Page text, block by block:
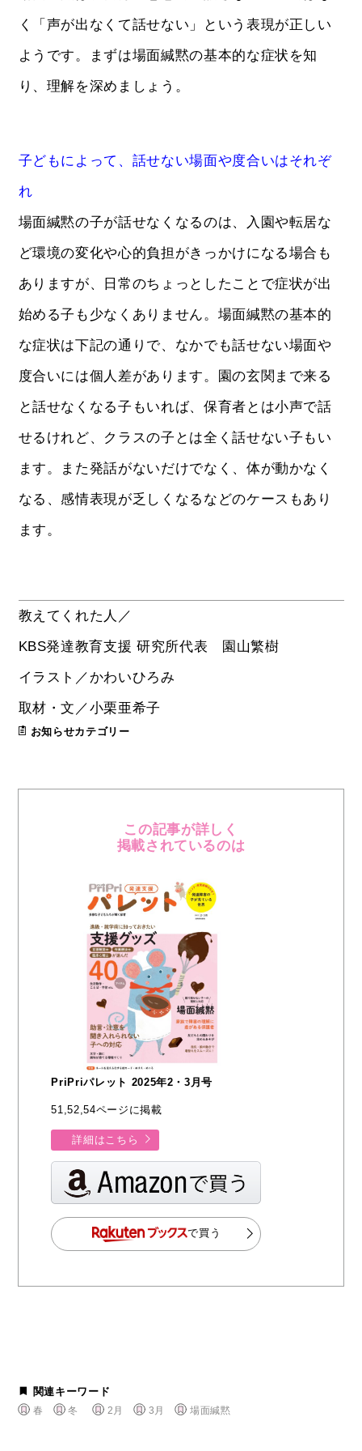
く「声が出なくて話せない」という表現が正しい
ようです。まずは場面緘黙の基本的な症状を知
り、理解を深めましょう。
子どもによって、話せない場面や度合いはそれぞ
れ
場面緘黙の子が話せなくなるのは、入園や転居な
ど環境の変化や心的負担がきっかけになる場合も
ありますが、日常のちょっとしたことで症状が出
始める子も少なくありません。場面緘黙の基本的
な症状は下記の通りで、なかでも話せない場面や
度合いには個人差があります。園の玄関まで来る
と話せなくなる子もいれば、保育者とは小声で話
せるけれど、クラスの子とは全く話せない子もい
ます。また発話がないだけでなく、体が動かなく
なる、感情表現が乏しくなるなどのケースもあり
ます。
教えてくれた人／
KBS発達教育支援 研究所代表 園山繁樹
イラスト／かわいひろみ
取材・文／小栗亜希子
お知らせカテゴリー
この記事が詳しく
掲載されているのは
PriPriパレット 2025年2・3月号
51,52,54ページに掲載
詳細はこちら
で買う
関連キーワード
春 冬 2月 3月 場面緘黙